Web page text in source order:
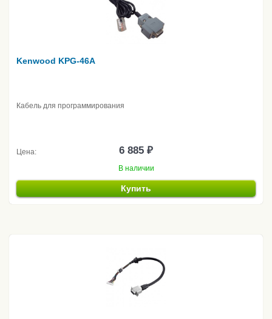
Kenwood KPG-46A
Кабель для программирования
Цена: 6 885 ₽
В наличии
Купить